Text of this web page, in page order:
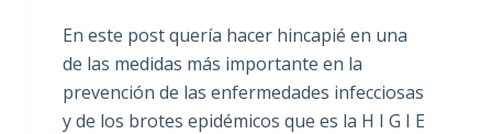
En este post quería hacer hincapié en una
de las medidas más importante en la
prevención de las enfermedades infecciosas
y de los brotes epidémicos que es la H I G I E